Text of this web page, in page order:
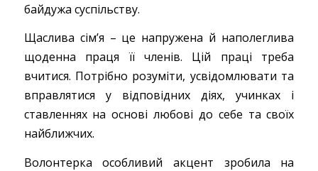
байдужа суспільству.
Щаслива сім’я – це напружена й наполеглива
щоденна праця її членів. Цій праці треба
вчитися. Потрібно розуміти, усвідомлювати та
вправлятися у відповідних діях, учинках і
ставленнях на основі любові до себе та своїх
найближчих.
Волонтерка особливий акцент зробила на